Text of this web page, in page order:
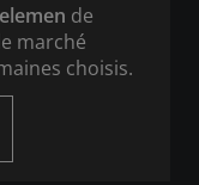
de
marché
choisis.